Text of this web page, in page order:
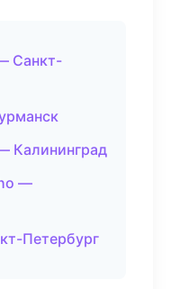
Санкт-
Калининград
—
Петербург